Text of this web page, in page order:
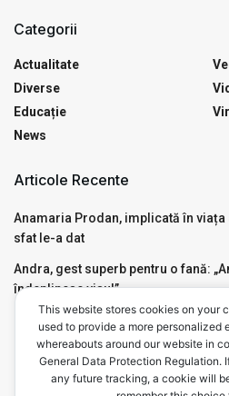
Categorii
Actualitate
Diverse
Educație
News
Articole Recente
Anamaria Prodan, implicată în
sfat le-a dat
Andra, gest superb pentru o fană:
îndeplinesc visul”
Motivul pentru care Mircea Badea a
live, în emisiunea de la Antena 3. Ce
This website stores cookies on your
used to provide a more personalized
whereabouts around our website in
General Data Protection Regulation.
any future tracking, a cookie will